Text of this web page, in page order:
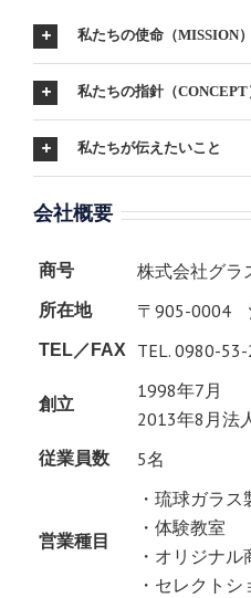
私たちの使命（MISSION）
私たちの指針（CONCEPT
私たちが伝えたいこと
会社概要
商号 株式会社グラ
所在地 〒905-0004
TEL／FAX TEL. 0980-
創立
1998年7月
2013年8月法
従業員数 5名
営業種目
・琉球ガラ
・体験教室
・オリジナ
・セレクト